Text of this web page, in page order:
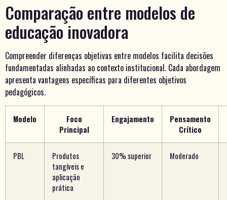
Comparação entre modelos de
educação inovadora
Compreender diferenças objetivas entre modelos facilita decisões
fundamentadas alinhadas ao contexto institucional. Cada abordagem
apresenta vantagens específicas para diferentes objetivos
pedagógicos.
Modelo
Foco
Principal
Engajamento
Pensamento
Crítico
PBL
Produtos
tangíveis e
aplicação
prática
30% superior Moderado